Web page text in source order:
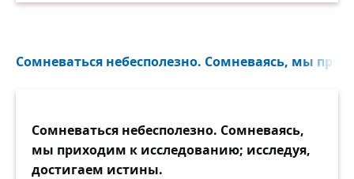
Сомневаться небесполезно. Сомневаясь, мы
Сомневаться небесполезно. Сомневаясь,
мы приходим к исследованию; исследуя,
достигаем истины.